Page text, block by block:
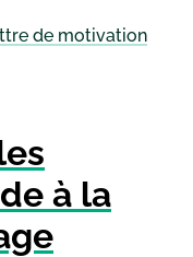
de motivation
à la